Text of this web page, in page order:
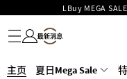
LBuy MEGA
Goyard Hobo / Hobo
LBuy呈献 - Hermès 及
MOKO 1楼175号铺旗
名牌服饰
潮流服饰
童装
护肤美妆
香水香薰
个人护理
母婴护理
游戏及精品玩具
文仪用品
家居生活
电子产品
美食
医药保健
运动与户外用品
主页 夏日Mega Sale